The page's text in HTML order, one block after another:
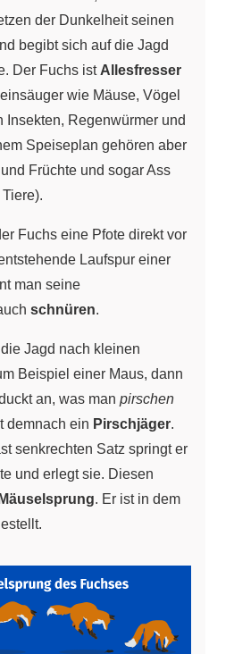
der Dunkelheit seinen
begibt sich auf die Jagd
Der Fuchs ist Allesfresser
wie Mäuse, Vögel
Insekten, Regenwürmer und
Speiseplan gehören aber
Früchte und sogar Ass
Fuchs eine Pfote direkt vor
Laufspur einer
man seine
schnüren.
Jagd nach kleinen
Beispiel einer Maus, dann
an, was man pirschen
demnach ein Pirschjäger.
senkrechten Satz springt er
und erlegt sie. Diesen
Mäuselsprung. Er ist in dem